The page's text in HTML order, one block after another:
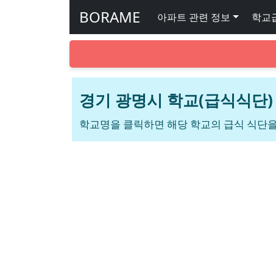
BORAME 아파트 관련 정보 학교
경기 광명시 학교(급식식단
학교명을 클릭하면 해당 학교의 급식 식단